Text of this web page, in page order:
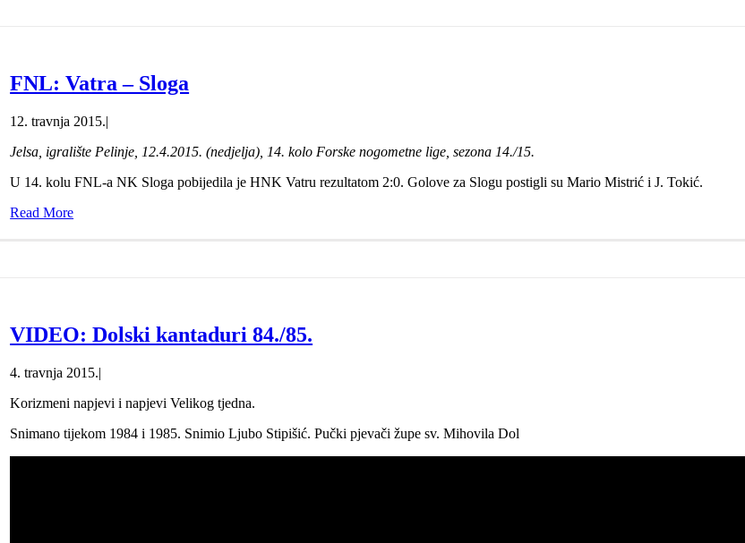
FNL: Vatra – Sloga
12. travnja 2015.|
Jelsa, igralište Pelinje, 12.4.2015. (nedjelja), 14. kolo Forske nogometne lige, sezona 14./15.
U 14. kolu FNL-a NK Sloga pobijedila je HNK Vatru rezultatom 2:0. Golove za Slogu postigli su Mario Mistrić i J. Tokić.
Read More
VIDEO: Dolski kantaduri 84./85.
4. travnja 2015.|
Korizmeni napjevi i napjevi Velikog tjedna.
Snimano tijekom 1984 i 1985. Snimio Ljubo Stipišić. Pučki pjevači župe sv. Mihovila Dol